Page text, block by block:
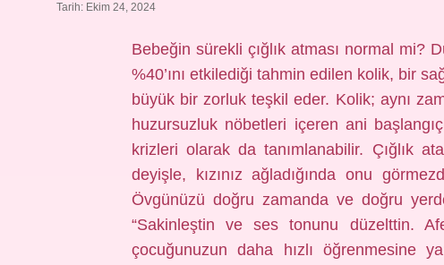
Tarih: Ekim 24, 2024
Bebeğin sürekli çığlık atması normal mi?
%40’ını etkilediği tahmin edilen kolik, bir
büyük bir zorluk teşkil eder. Kolik; aynı
huzursuzluk nöbetleri içeren ani
krizleri olarak da tanımlanabilir. Çığlık
deyişle, kızınız ağladığında onu
Övgünüzü doğru zamanda ve doğru
“Sakinleştin ve ses tonunu düzelttin.
çocuğunuzun daha hızlı öğrenmesine